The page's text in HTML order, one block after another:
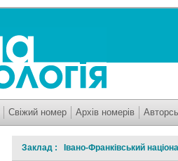
Свіжий номер Архів номерів
Заклад : Івано-Франківський